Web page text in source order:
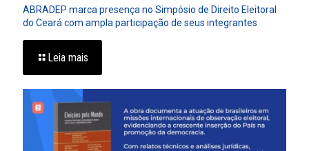
ABRADEP marca presença no Simpósio de Direito Eleitoral
do Ceará com ampla participação de seus integrantes
Leia mais